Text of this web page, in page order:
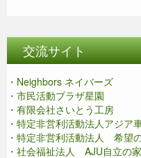
交流サイト
・Neighbors ネイバーズ
・市民活動プラザ星園
・有限会社さいとう工房
・特定非営利活動法人アジア
・特定非営利活動法人 希望
・社会福祉法人 AJU自立の家